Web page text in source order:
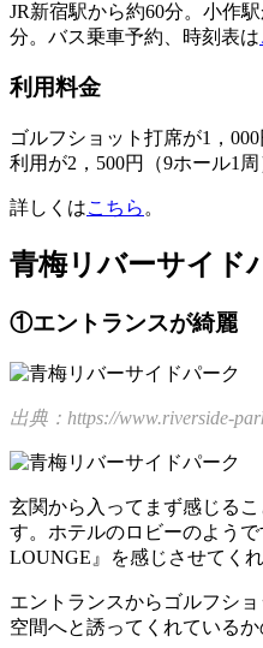
JR新宿駅から約60分。小作
分。バス乗車予約、時刻表は
利用料金
ゴルフショット打席が1，
利用が2，500円（9ホール1周
詳しくはこちら 。
青梅リバーサイド
①エントランスが綺麗
出典：https://www.riverside-
玄関から入ってまず感じる
す。ホテルのロビーのよう
LOUNGE』を感じさせてくれ
エントランスからゴルフシ
空間へと誘ってくれているか